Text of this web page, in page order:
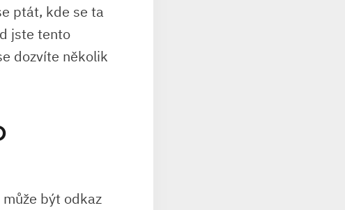
ptát, kde se ta
jste tento
dozvíte několik
být odkaz